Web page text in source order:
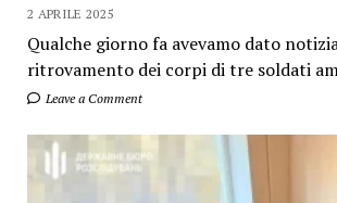
2 APRILE 2025
Qualche giorno fa avevamo dato
ritrovamento dei corpi di tre soldati
Leave a Comment